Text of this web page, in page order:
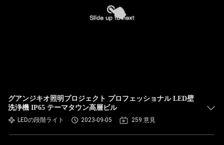
グアンジキオ照明プロジェクト プロフェッショナル LED壁
洗浄機 IP65 テーマタウン高層ビル
LEDの段階ライト 2023-09-05 259 意見